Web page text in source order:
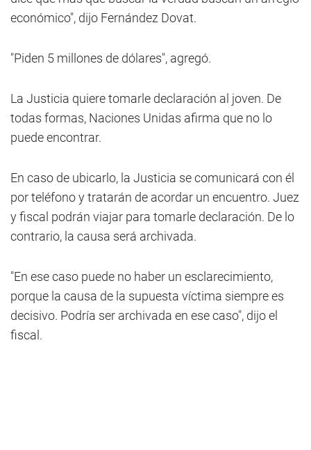
económico", dijo Fernández Dovat.
"Piden 5 millones de dólares", agregó.
La Justicia quiere tomarle declaración al joven. De
todas formas, Naciones Unidas afirma que no lo
puede encontrar.
En caso de ubicarlo, la Justicia se comunicará con él
por teléfono y tratarán de acordar un encuentro. Juez
y fiscal podrán viajar para tomarle declaración. De lo
contrario, la causa será archivada.
"En ese caso puede no haber un esclarecimiento,
porque la causa de la supuesta víctima siempre es
decisivo. Podría ser archivada en ese caso", dijo el
fiscal.